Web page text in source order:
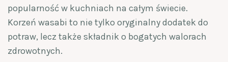
popularność w kuchniach na całym świecie.
Korzeń wasabi to nie tylko oryginalny dodatek do
potraw, lecz także składnik o bogatych walorach
zdrowotnych.